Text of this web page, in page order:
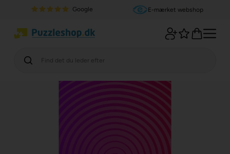
Google E-mærket webshop